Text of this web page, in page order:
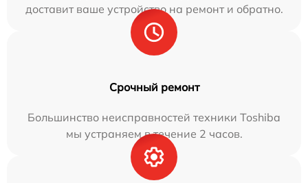
доставит ваше устройство на ремонт и обратно.
Срочный ремонт
Большинство неисправностей техники Toshiba
мы устраняем в течение 2 часов.